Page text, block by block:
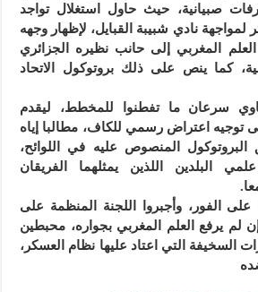
صبيانية، حيث حاول استغلال تواجد
لمواجهة نادي شبيبة القبايل، لإظهار وجهه
المغربي إلى حانب نظيره الجزائري
ملعب 5 جويلية، كما ينص على ذلك بروتوكول الاتحاد
سرعان ما تفطنوا للمخطط، ليقدم
توجيه اعتراض رسمي للكاف، مطالبا إياه
المنصوص عليه في اللوائح،
البلدين اللذين يمثلهما الفريقان
الفور، وأجبروا اللجنة المنظمة على
إن لم يرفع العلم المغربي بجواره، محبطين
السخيفة التي اعتاد عليها نظام العسكر،